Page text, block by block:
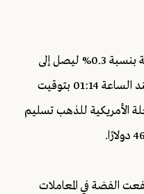
وانخفض الذهب في المعاملات الفوريّة بنسبة 0.3% ليصل إلى
4599.45 دولارًا للأوقية (الأونصة) عند الساعة 01:14 بتوقيت
الأمريكية للذهب تسليم
الفضة في المعاملات